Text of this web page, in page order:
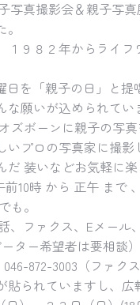
写真撮影会＆親子写
９８２年からライ
日を「親子の日」と
願いが込められてい
ズボーンに親子の写
いプロの写真家に撮
装いなどお気軽に
10時 から 正午 まで
も。
ファクス、Eメー
ター希望者は要相談
872-3003（ファク
られていますし、